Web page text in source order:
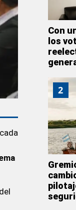
Con
los
2